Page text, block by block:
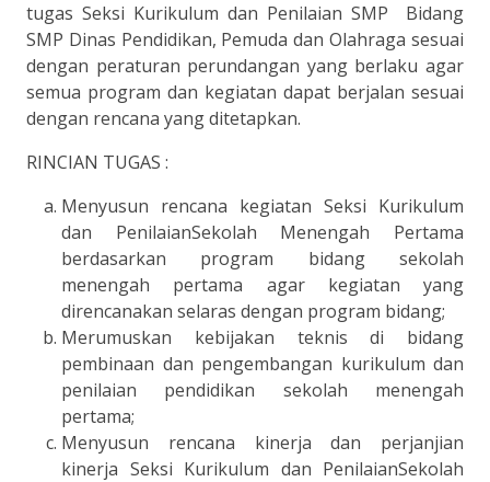
tugas Seksi Kurikulum dan Penilaian SMP Bidang
SMP Dinas Pendidikan, Pemuda dan Olahraga sesuai
dengan peraturan perundangan yang berlaku agar
semua program dan kegiatan dapat berjalan sesuai
dengan rencana yang ditetapkan.
RINCIAN TUGAS :
Menyusun rencana kegiatan Seksi Kurikulum
dan PenilaianSekolah Menengah Pertama
berdasarkan program bidang sekolah
menengah pertama agar kegiatan yang
direncanakan selaras dengan program bidang;
Merumuskan kebijakan teknis di bidang
pembinaan dan pengembangan kurikulum dan
penilaian pendidikan sekolah menengah
pertama;
Menyusun rencana kinerja dan perjanjian
kinerja Seksi Kurikulum dan PenilaianSekolah